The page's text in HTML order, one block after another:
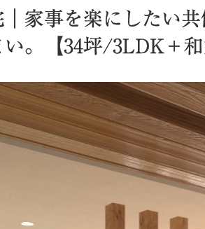
家事を楽にしたい
。【34坪/3LDK＋和